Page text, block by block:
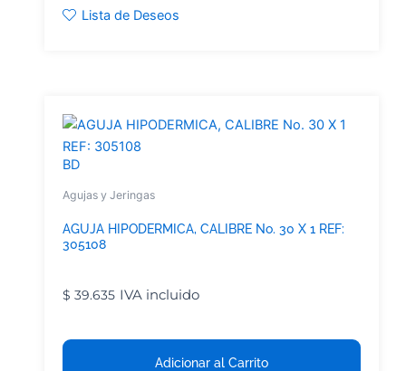
Lista de Deseos
BD
Agujas y Jeringas
AGUJA HIPODERMICA, CALIBRE No. 30 X 1 REF:
305108
$ 39.635 IVA incluido
Adicionar al Carrito